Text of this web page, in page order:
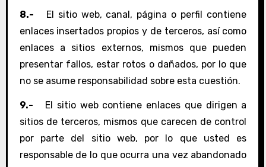
8.- El sitio web, canal, página o perfil contiene
enlaces insertados propios y de terceros, así como
enlaces a sitios externos, mismos que pueden
presentar fallos, estar rotos o dañados, por lo que
no se asume responsabilidad sobre esta cuestión.
9.- El sitio web contiene enlaces que dirigen a
sitios de terceros, mismos que carecen de control
por parte del sitio web, por lo que usted es
responsable de lo que ocurra una vez abandonado